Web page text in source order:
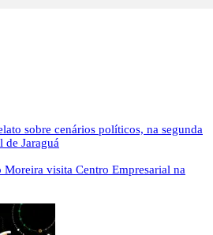
sobre cenários políticos, na segunda
de Jaraguá
visita Centro Empresarial na